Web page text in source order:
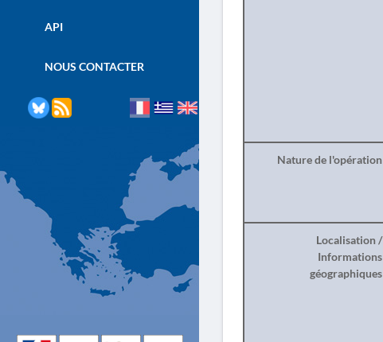
API
NOUS CONTACTER
Nature de l'opération
Localisation /
Informations
géographiques